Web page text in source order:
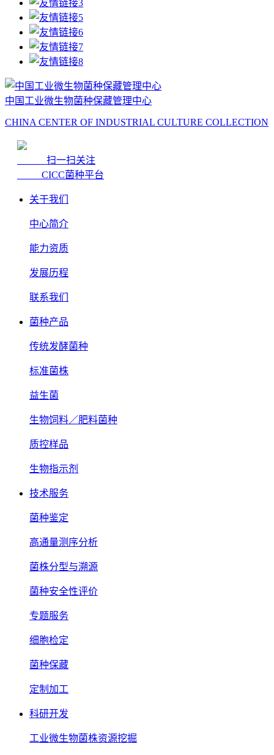
中国工业微生物菌种保藏管理中心
CHINA CENTER OF INDUSTRIAL CULTURE COLLECTION
扫一扫关注
CICC菌种平台
关于我们
中心简介
能力资质
发展历程
联系我们
菌种产品
传统发酵菌种
标准菌株
益生菌
生物饲料／肥料菌种
质控样品
生物指示剂
技术服务
菌种鉴定
高通量测序分析
菌株分型与溯源
菌种安全性评价
专题服务
细胞检定
菌种保藏
定制加工
科研开发
工业微生物菌株资源挖掘